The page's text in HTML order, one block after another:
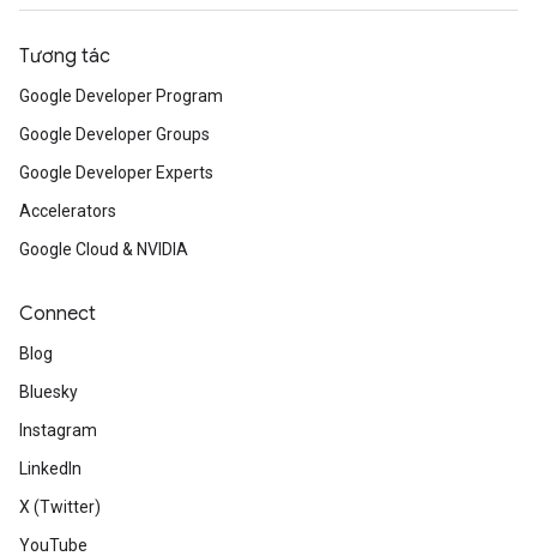
Tương tác
Google Developer Program
Google Developer Groups
Google Developer Experts
Accelerators
Google Cloud & NVIDIA
Connect
Blog
Bluesky
Instagram
LinkedIn
X (Twitter)
YouTube